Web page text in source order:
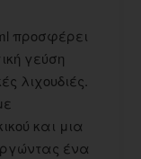
προσφέρει
γεύση
λιχουδιές.
και μια
ένα